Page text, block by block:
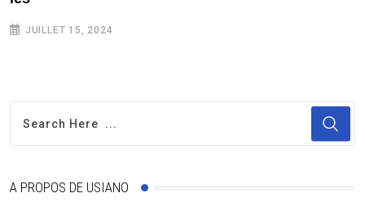
JUILLET 15, 2024
A PROPOS DE USIANO